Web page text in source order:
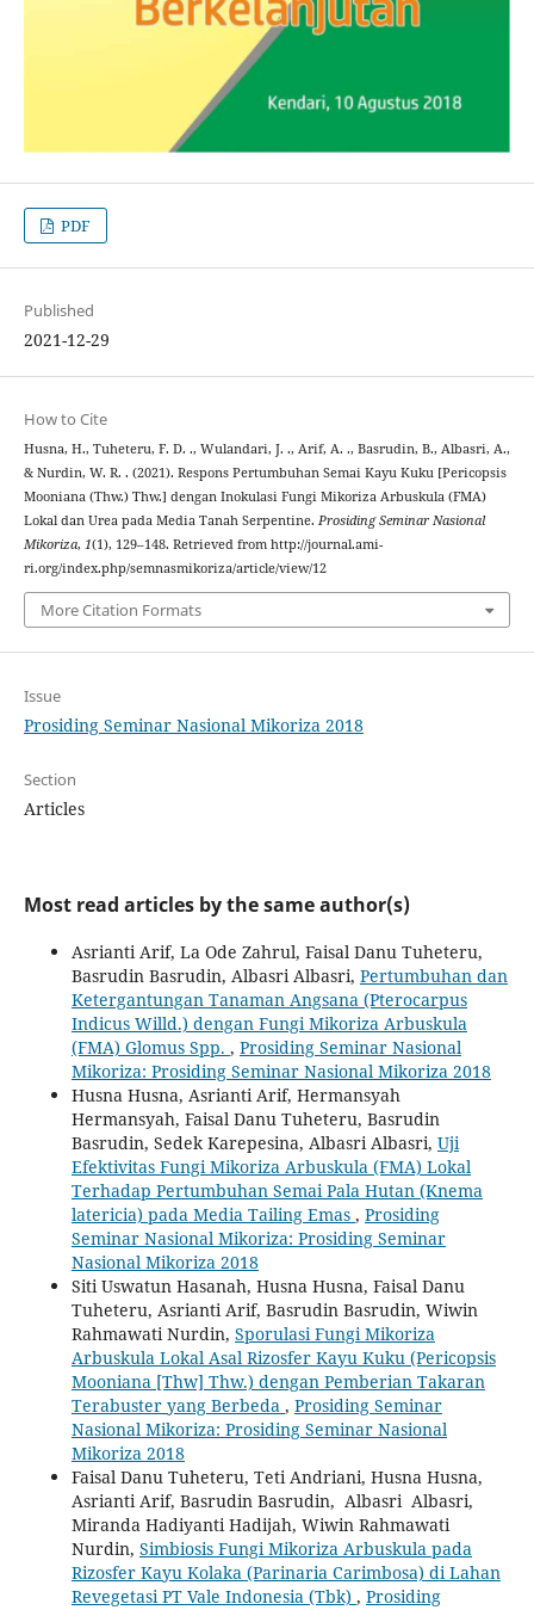
PDF
Published
2021-12-29
How to Cite
Husna, H., Tuheteru, F. D. ., Wulandari, J. ., Arif, A. ., Basrudin, B., Albasri, A.,
& Nurdin, W. R. . (2021). Respons Pertumbuhan Semai Kayu Kuku [Pericopsis
Mooniana (Thw.) Thw.] dengan Inokulasi Fungi Mikoriza Arbuskula (FMA)
Lokal dan Urea pada Media Tanah Serpentine. Prosiding Seminar Nasional
Mikoriza, 1(1), 129–148. Retrieved from http://journal.ami-
ri.org/index.php/semnasmikoriza/article/view/12
More Citation Formats
Issue
Prosiding Seminar Nasional Mikoriza 2018
Section
Articles
Most read articles by the same author(s)
Asrianti Arif, La Ode Zahrul, Faisal Danu Tuheteru,
Basrudin Basrudin, Albasri Albasri, Pertumbuhan dan
Ketergantungan Tanaman Angsana (Pterocarpus
Indicus Willd.) dengan Fungi Mikoriza Arbuskula
(FMA) Glomus Spp. , Prosiding Seminar Nasional
Mikoriza: Prosiding Seminar Nasional Mikoriza 2018
Husna Husna, Asrianti Arif, Hermansyah
Hermansyah, Faisal Danu Tuheteru, Basrudin
Basrudin, Sedek Karepesina, Albasri Albasri, Uji
Efektivitas Fungi Mikoriza Arbuskula (FMA) Lokal
Terhadap Pertumbuhan Semai Pala Hutan (Knema
latericia) pada Media Tailing Emas , Prosiding
Seminar Nasional Mikoriza: Prosiding Seminar
Nasional Mikoriza 2018
Siti Uswatun Hasanah, Husna Husna, Faisal Danu
Tuheteru, Asrianti Arif, Basrudin Basrudin, Wiwin
Rahmawati Nurdin, Sporulasi Fungi Mikoriza
Arbuskula Lokal Asal Rizosfer Kayu Kuku (Pericopsis
Mooniana [Thw] Thw.) dengan Pemberian Takaran
Terabuster yang Berbeda , Prosiding Seminar
Nasional Mikoriza: Prosiding Seminar Nasional
Mikoriza 2018
Faisal Danu Tuheteru, Teti Andriani, Husna Husna,
Asrianti Arif, Basrudin Basrudin, Albasri Albasri,
Miranda Hadiyanti Hadijah, Wiwin Rahmawati
Nurdin, Simbiosis Fungi Mikoriza Arbuskula pada
Rizosfer Kayu Kolaka (Parinaria Carimbosa) di Lahan
Revegetasi PT Vale Indonesia (Tbk) , Prosiding